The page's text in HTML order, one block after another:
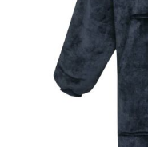
Voetbal, EK en
Voor de bouw
Zomerpakketten